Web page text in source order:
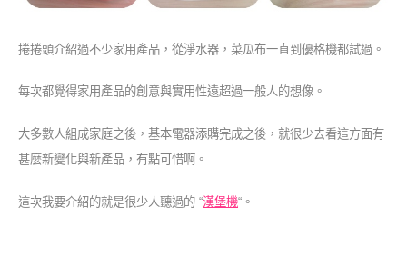
捲捲頭介紹過不少家用產品，從淨水器，菜瓜布一直到優格機都試過。
每次都覺得家用產品的創意與實用性遠超過一般人的想像。
大多數人組成家庭之後，基本電器添購完成之後，就很少去看這方面有
甚麼新變化與新產品，有點可惜啊。
這次我要介紹的就是很少人聽過的 “漢堡機“。